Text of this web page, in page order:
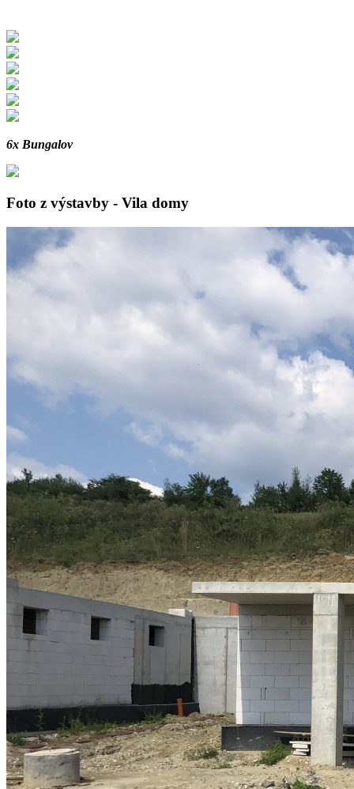
6x Bungalov
Foto z výstavby - Vila domy